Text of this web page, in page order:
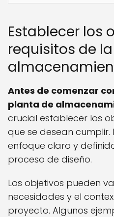
Establecer los
requisitos de
Antes de comenzar
planta de
crucial establecer los
que se desean
enfoque claro y
proceso de diseño.
Los objetivos pueden
necesidades y el
proyecto. Algunos